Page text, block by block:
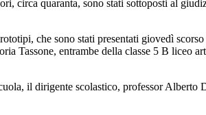
quaranta, sono stati sottoposti al
che sono stati presentati giovedì
Tassone, entrambe della classe 5 B liceo
il dirigente scolastico, professor